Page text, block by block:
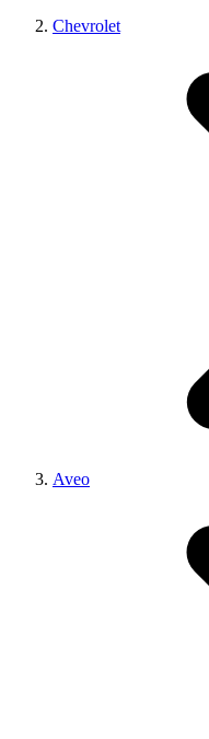
Chevrolet
Aveo